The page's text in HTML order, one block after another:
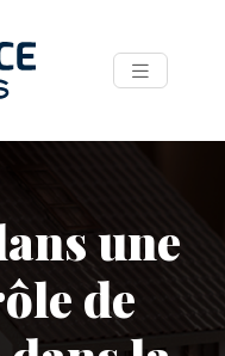
une
de